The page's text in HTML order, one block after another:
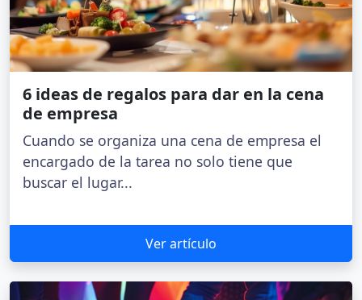
6 ideas de regalos para dar en la cena
de empresa
Cuando se organiza una cena de empresa el
encargado de la tarea no solo tiene que
buscar el lugar...
Ver artículo